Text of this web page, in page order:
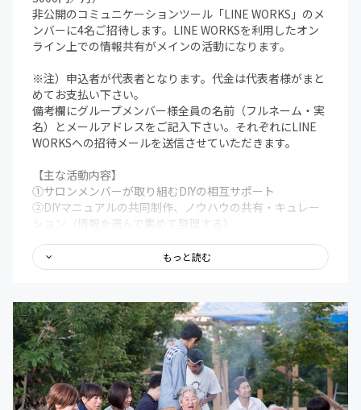
非公開のコミュニケーションツール「LINE WORKS」のメ
ンバーに4名ご招待します。LINE WORKSを利用したオン
ライン上での情報共有がメインの活動になります。
※注）申込者が代表者となります。代金は代表者様がまと
めてお支払い下さい。
備考欄にグループメンバー様全員の名前（フルネーム・実
名）とメールアドレスをご記入下さい。それぞれにLINE
WORKSへの招待メールを送信させていただきます。
【主な活動内容】
①サロンメンバーが取り組むDIYの相互サポート
②DIYマニュアルの共同制作、ノウハウの共有・キュレー
ション（情報を選んで集めて整理する）
の情報提供
④DIYの図面や見積り、工程表などの資料作成のノウハウ
【不定期開催の活動】
ZoomやLINE WORKSのビデオ通話機能を利用したオンラ
イン上での活動が基本です。いずれは長野県を中心とした
各地でのオフラインの活動の場も設ける予定です。
⑤DIYの共同プロジェクト
⑥アップデート会（会議・交流会）
もっと読む